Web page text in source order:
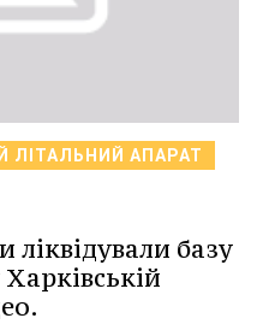
ЛІТАЛЬНИЙ АПАРАТ
ліквідували базу